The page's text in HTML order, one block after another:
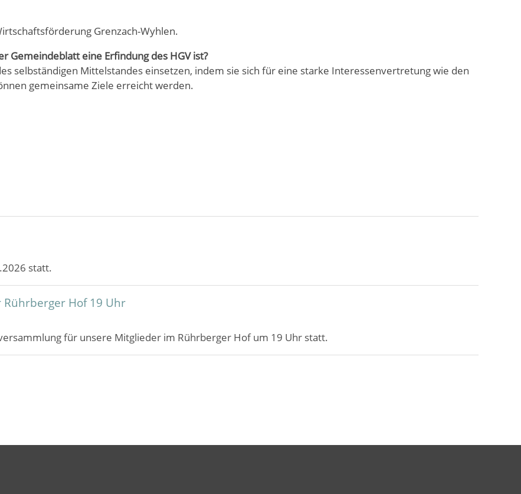
Grenzach-Wyhlen.
Gemeindeblatt eine Erfindung des HGV ist?
selbständigen Mittelstandes einsetzen, indem sie sich für eine starke Interessenvertretung wie den
gemeinsame Ziele erreicht werden.
statt.
Hof 19 Uhr
für unsere Mitglieder im Rührberger Hof um 19 Uhr statt.